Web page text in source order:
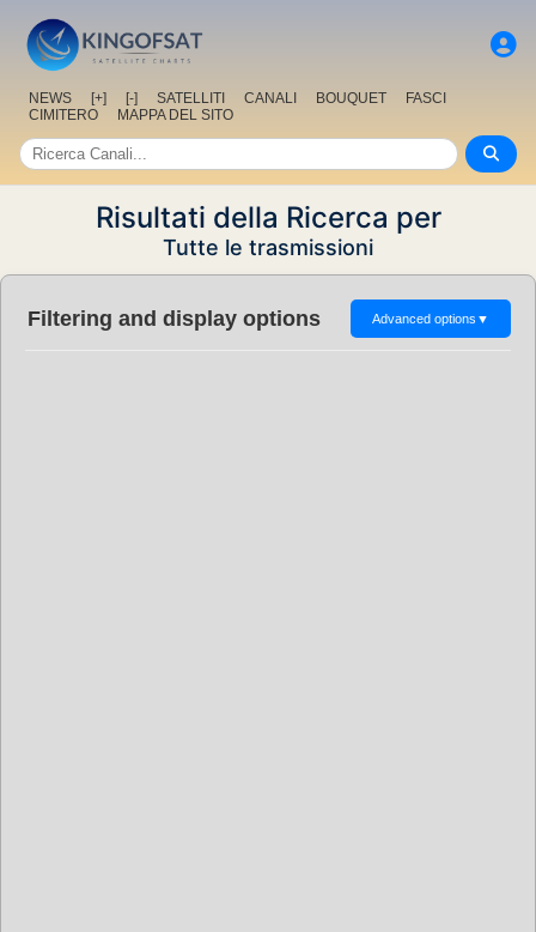
NEWS [+] [-] SATELLITI CANALI BOUQUET
FASCI
CIMITERO
MAPPA DEL SITO
Risultati della Ricerca per
Tutte le trasmissioni
Filtering and display options Advanced options ▼